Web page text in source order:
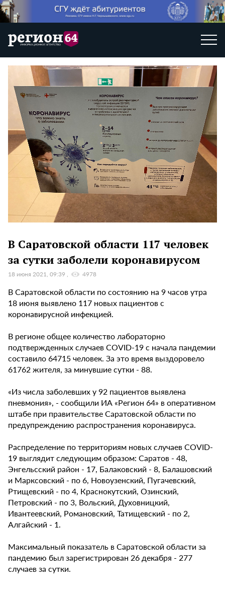
В Саратовской области 117 человек
за сутки заболели коронавирусом
18 июня 2021, 09:39 4978
В Саратовской области по состоянию на 9 часов утра
18 июня выявлено 117 новых пациентов с
коронавирусной инфекцией.
В регионе общее количество лабораторно
подтвержденных случаев COVID-19 с начала пандемии
составило 64715 человек. За это время выздоровело
61762 жителя, за минувшие сутки - 88.
«Из числа заболевших у 92 пациентов выявлена
пневмония», - сообщили ИА «Регион 64» в оперативном
штабе при правительстве Саратовской области по
предупреждению распространения коронавируса.
Распределение по территориям новых случаев COVID-
19 выглядит следующим образом: Саратов - 48,
Энгельсский район - 17, Балаковский - 8, Балашовский
и Марксовский - по 6, Новоузенский, Пугачевский,
Ртищевский - по 4, Краснокутский, Озинский,
Петровский - по 3, Вольский, Духовницкий,
Ивантеевский, Романовский, Татищевский - по 2,
Алгайский - 1.
Максимальный показатель в Саратовской области за
пандемию был зарегистрирован 26 декабря - 277
случаев за сутки.